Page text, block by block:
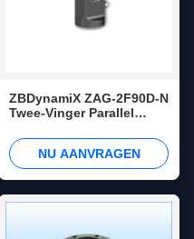
ZBDynamiX ZAG-2F90D-N
Twee-Vinger Parallel
Slag, 25 N Grijpkracht,
±0,03 mm
Herhaalbaarheid
NU AANVRAGEN